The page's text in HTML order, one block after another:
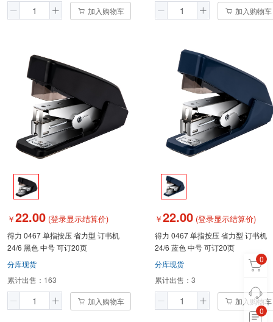
0
0
加入购物车 加入购物车
￥22.00 (登录显示结算价)
得力 0467 单指按压 省力型 订书机
24/6 黑色 中号 可订20页
分库现货
累计出售： 163
加入购物车
￥22.00 (登录显示结算价)
得力 0467 单指按压 省力型 订书机
24/6 蓝色 中号 可订20页
分库现货
累计出售： 3
加入购物车